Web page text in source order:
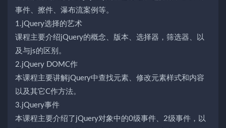
事件、擦件、瀑布流案例等。
1.jQuery选择的艺术
课程主要介绍jQuery的概念、版本、选择器，筛选器、以
及与js的区别。
2.jQuery DOMC作
本课程主要讲解jQuery中查找元素、修改元素样式和内容
以及其它C作方法。
3.jQuery事件
本课程主要介绍了jQuery对象中的0级事件、2级事件，以